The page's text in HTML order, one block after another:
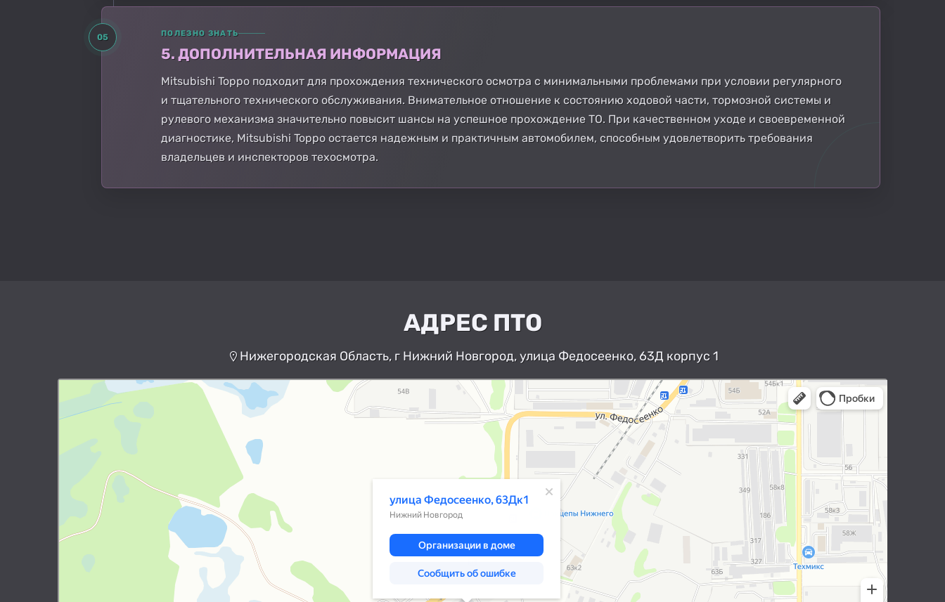
05 ПОЛЕЗНО ЗНАТЬ
5. ДОПОЛНИТЕЛЬНАЯ ИНФОРМАЦИЯ
Mitsubishi Toppo подходит для прохождения технического осмотра с минимальными проблемами при условии регулярного
и тщательного технического обслуживания. Внимательное отношение к состоянию ходовой части, тормозной системы и
рулевого механизма значительно повысит шансы на успешное прохождение ТО. При качественном уходе и своевременной
диагностике, Mitsubishi Toppo остается надежным и практичным автомобилем, способным удовлетворить требования
владельцев и инспекторов техосмотра.
АДРЕС ПТО
Нижегородская Область, г Нижний Новгород, улица Федосеенко, 63Д корпус 1
Нижний Новгород
Улица Федосеенко, 63Дк1 — Яндекс Карты